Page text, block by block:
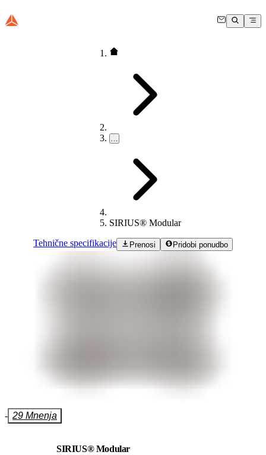
…
SIRIUS® Modular
Tehnične specifikacije
Prenosi Pridobi ponudbo
- 29 Mnenja
SIRIUS® Modular